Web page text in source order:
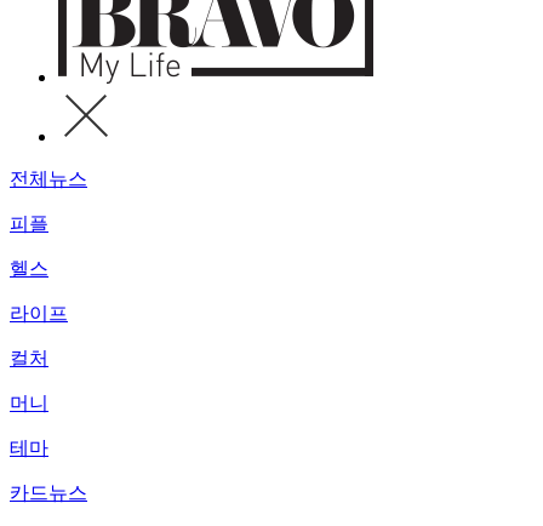
전체뉴스
피플
헬스
라이프
컬처
머니
테마
카드뉴스